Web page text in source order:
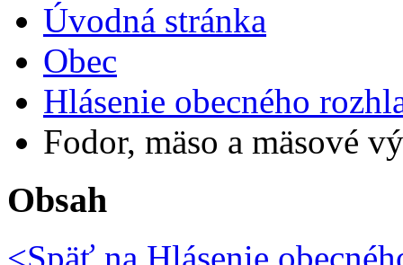
Úvodná stránka
Obec
Hlásenie obecného
Fodor, mäso a mäsové
Obsah